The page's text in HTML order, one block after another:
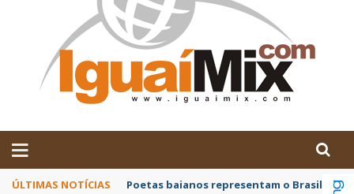
ÚLTIMAS NOTÍCIAS Poetas baianos representam o Brasil no